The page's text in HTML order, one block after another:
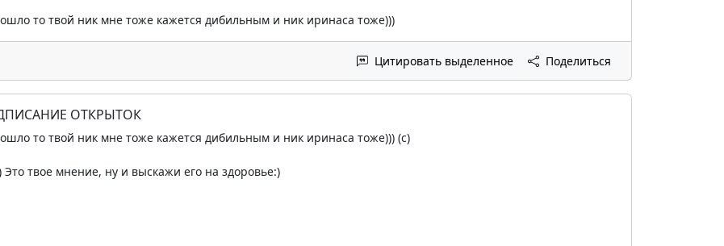
то твой ник мне тоже кажется дибильным и ник иринаса тоже)))
Цитировать выделенное Поделиться
ОТКРЫТОК
то твой ник мне тоже кажется дибильным и ник иринаса тоже))) (c)
Это твое мнение, ну и выскажи его на здоровье:)